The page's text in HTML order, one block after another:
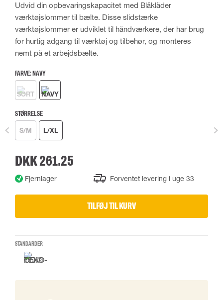
Udvid din opbevaringskapacitet med Blåkläder
værktøjslommer til bælte. Disse slidstærke
værktøjslommer er udviklet til håndværkere, der har brug
for hurtig adgang til værktøj og tilbehør, og monteres
nemt på et arbejdsbælte.
FARVE: NAVY
STØRRELSE
S/M L/XL
DKK 261.25
Fjernlager Forventet levering i uge 33
TILFØJ TIL KURV
STANDARDER